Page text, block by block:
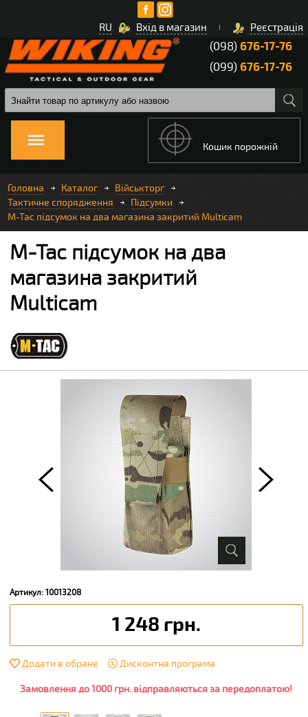
Вхід в магазин Реєстрація
RU
(098)676-17-76
(099)676-17-76
Кошик порожній
Головна Каталог
Військторг
Тактичне спорядження
Підсумки
M-Tac підсумок на два магазина закритий Multicam
M-Tac підсумок на два
магазина закритий
Multicam
Артикул: 10013208
1 248 грн.
Додати в обране Дисконтна програма
Замовлення до 1000 грн. відправляються за передоплатою!